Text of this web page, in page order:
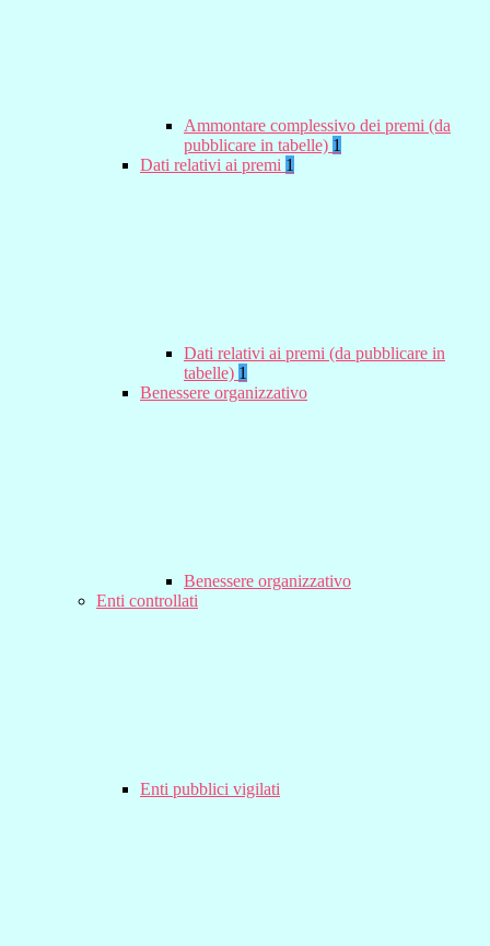
Ammontare complessivo dei premi (da
pubblicare in tabelle) 1
Dati relativi ai premi 1
Dati relativi ai premi (da pubblicare in
tabelle) 1
Benessere organizzativo
Benessere organizzativo
Enti controllati
Enti pubblici vigilati